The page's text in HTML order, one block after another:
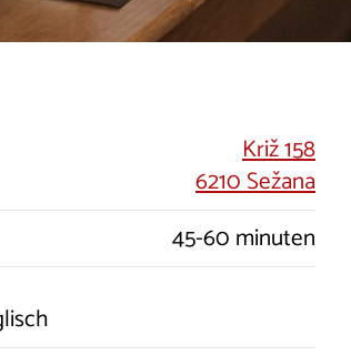
Križ 158
6210 Sežana
45-60 minuten